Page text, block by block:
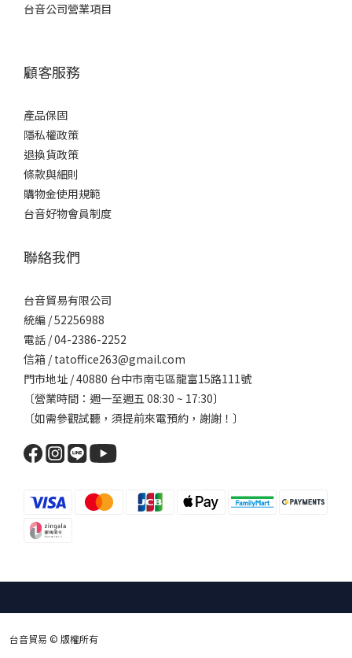
台音公司營業項目
顧客服務
產品保固
隱私權政策
退換貨政策
條款與細則
購物金使用規範
台音好物會員制度
聯絡我們
台音貿易有限公司
統編 / 52256988
電話 / 04-2386-2252
信箱 / tatoffice263@gmail.com
門市地址 / 40880 台中市南屯區龍富15路111號
〔營業時間：週一至週五 08:30 ~ 17:30〕
〔如需參觀試聽，須提前來電預約，謝謝！〕
台音貿易 © 版權所有